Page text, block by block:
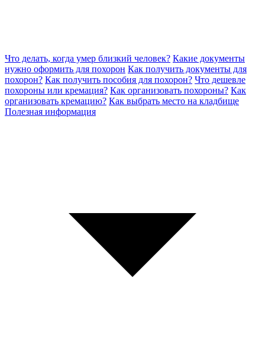
Что делать, когда умер близкий человек? Какие документы
нужно оформить для похорон Как получить документы для
похорон? Как получить пособия для похорон? Что дешевле
похороны или кремация? Как организовать похороны? Как
организовать кремацию? Как выбрать место на кладбище
Полезная информация